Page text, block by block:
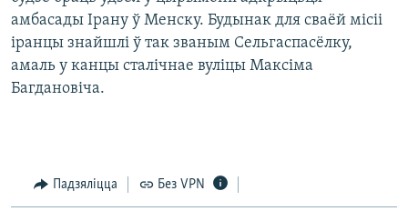
амбасады Ірану ў Менску. Будынак для сваёй місіі
іранцы знайшлі ў так званым Сельгаспасёлку,
амаль у канцы сталічнае вуліцы Максіма
Багдановіча.
Падзяліцца Без VPN